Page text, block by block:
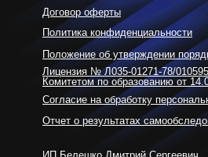
Договор оферты
Политика конфиденциальности
Положение об утверждении
Согласие на обработку
Отчет о результатах
Лицензия № Л035-01271-78/
Комитетом по образованию от